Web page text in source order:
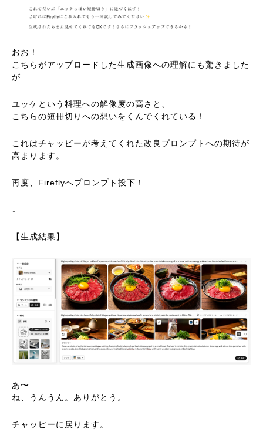
おお！
こちらがアップロードした生成画像への理解にも驚きました
が
ユッケという料理への解像度の高さと、
こちらの短冊切りへの想いをくんでくれている！
これはチャッピーが考えてくれた改良プロンプトへの期待が
高まります。
再度、Fireflyへプロンプト投下！
↓
【生成結果】
あ〜
ね、うんうん。ありがとう。
チャッピーに戻ります。